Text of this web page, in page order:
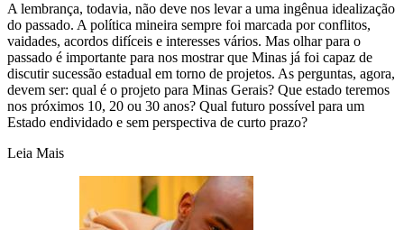
A lembrança, todavia, não deve nos levar a uma ingênua idealização
do passado. A política mineira sempre foi marcada por conflitos,
vaidades, acordos difíceis e interesses vários. Mas olhar para o
passado é importante para nos mostrar que Minas já foi capaz de
discutir sucessão estadual em torno de projetos. As perguntas, agora,
devem ser: qual é o projeto para Minas Gerais? Que estado teremos
nos próximos 10, 20 ou 30 anos? Qual futuro possível para um
Estado endividado e sem perspectiva de curto prazo?
Leia Mais